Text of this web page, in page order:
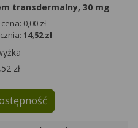
transdermalny, 30 mg
0,00 zł
14,52 zł
zł